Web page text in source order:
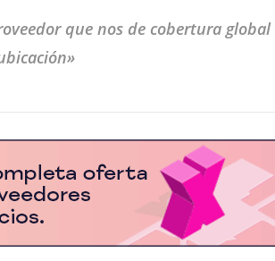
que nos de cobertura